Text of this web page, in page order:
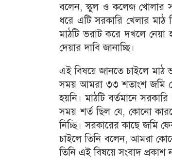
বলেন, স্কুল ও কলেজ খোলার
ধরে এটি সরকারি খেলার
মাঠটি ভরাট করে দখলে
দেয়ার দাবি জানাচ্ছি।
এই বিষয়ে জানতে চাইলে মাঠ
সময় আমরা ৩৩ শতাংশ জমি
হয়নি। মাঠটি বর্তমানে
সময় শর্ত ছিল যে, কোনো
নিচ্ছি। সরকারের কাছে জমি
চাইলে তিনি বলেন, আমরা
তিনি এই বিষয়ে সংবাদ